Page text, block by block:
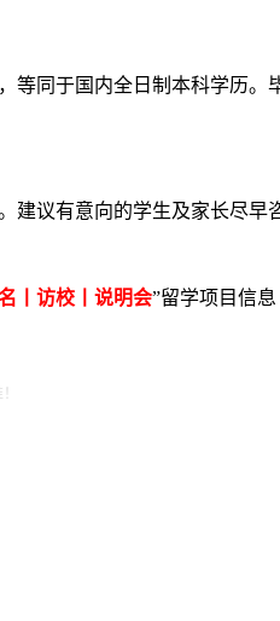
同于国内全日制本科学历
议有意向的学生及家长尽
丨访校丨说明会”留学项目信息